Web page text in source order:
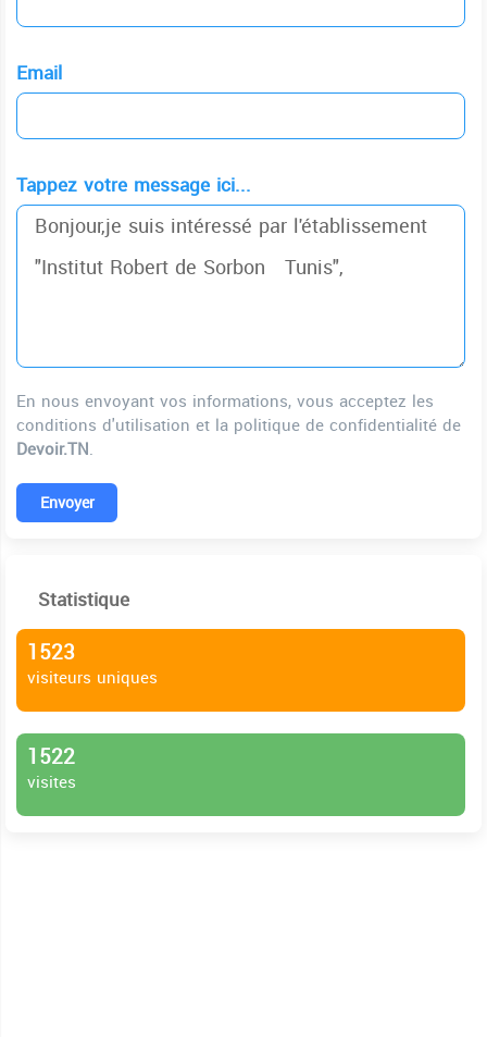
Email
Tappez votre message ici...
En nous envoyant vos informations, vous acceptez les
conditions d'utilisation et la politique de confidentialité de
Devoir.TN.
Envoyer
Statistique
1523
visiteurs uniques
1522
visites